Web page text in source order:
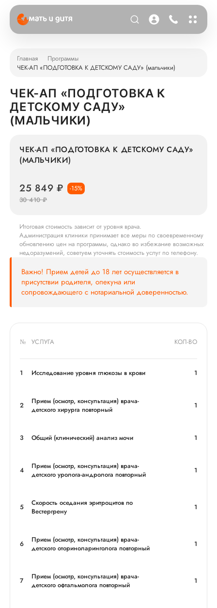
Главная
Программы
ЧЕК-АП «ПОДГОТОВКА К ДЕТСКОМУ САДУ» (мальчики)
ЧЕК-АП «ПОДГОТОВКА К
ДЕТСКОМУ САДУ»
(МАЛЬЧИКИ)
Важно! Прием детей до 18 лет осуществляется в
присутствии родителя, опекуна или
сопровождающего с нотариальной доверенностью.
№ УСЛУГА КОЛ-ВО
1 Исследование уровня глюкозы в крови 1
2
Прием (осмотр, консультация) врача-
детского хирурга повторный
1
3 Общий (клинический) анализ мочи 1
4
Прием (осмотр, консультация) врача-
детского уролога-андролога повторный
1
5
Скорость оседания эритроцитов по
Вестергрену
1
6
Прием (осмотр, консультация) врача-
детского оториноларинголога повторный
1
7
Прием (осмотр, консультация) врача-
детского офтальмолога повторный
1
ЧЕК-АП «ПОДГОТОВКА К ДЕТСКОМУ САДУ»
(МАЛЬЧИКИ)
25 849 ₽
-15%
30 410 ₽
Итоговая стоимость зависит от уровня врача.
Администрация клиники принимает все меры по своевременному
обновлению цен на программы, однако во избежание возможных
недоразумений, советуем уточнять стоимость услуг по телефону.